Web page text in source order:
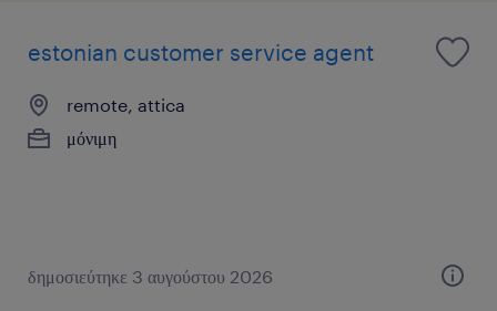
estonian customer service agent
remote, attica
μόνιμη
δημοσιεύτηκε 3 αυγούστου 2026